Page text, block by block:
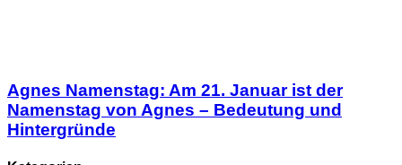
Agnes Namenstag: Am 21. Januar ist der
Namenstag von Agnes – Bedeutung und
Hintergründe